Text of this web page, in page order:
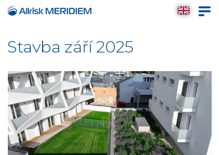
Stavba září 2025